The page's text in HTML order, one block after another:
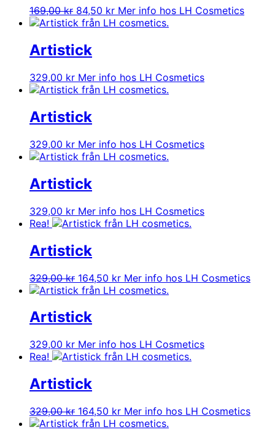
169,00kr Det
ursprungliga
var:
169,00 kr.
84,50 krDet
nuvarande
Mer info hos LH Cosmetics
Artistick
329,00 kr Mer info hos LH Cosmetics
Artistick
329,00 kr Mer info hos LH Cosmetics
Artistick
329,00 kr Mer info hos LH Cosmetics
Rea!
Artistick
329,00kr Det
ursprungliga
var:
329,00 kr.
164,50 krDet
nuvarande
Mer info hos LH Cosmetics
Artistick
329,00 kr Mer info hos LH Cosmetics
Rea!
Artistick
329,00kr Det
ursprungliga
164,50 krDet
nuvarande
Mer info hos LH Cosmetics